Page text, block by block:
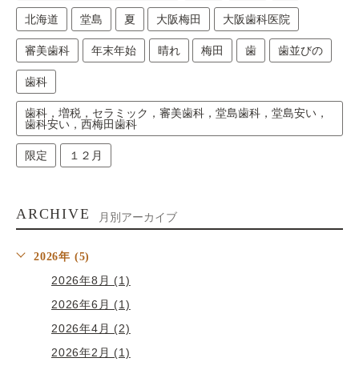
北海道 堂島 夏 大阪梅田 大阪歯科医院
審美歯科 年末年始 晴れ 梅田 歯 歯並びの
歯科
歯科，増税，セラミック，審美歯科，堂島歯科，堂島安い，
歯科安い，西梅田歯科
限定 １２月
ARCHIVE 月別アーカイブ
2026年 (5)
2026年8月 (1)
2026年6月 (1)
2026年4月 (2)
2026年2月 (1)